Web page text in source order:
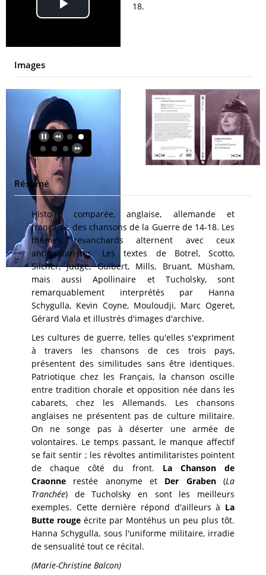
Play
Video
18.
Images
Résumé
Histoire comparée, anglaise, allemande et
française, des chansons de la Guerre de 14-18. Les
thèmes revanchards alternent avec ceux
antimilitaristes. Les textes de Botrel, Scotto,
Silcher, Judge, Guibert, Mills, Bruant, Müsham,
mais aussi Apollinaire et Tucholsky, sont
remarquablement interprétés par Hanna
Schygulla, Kevin Coyne, Mouloudji, Marc Ogeret,
Gérard Viala et illustrés d'images d'archive.
Les cultures de guerre, telles qu'elles s'expriment
à travers les chansons de ces trois pays,
présentent des similitudes sans être identiques.
Patriotique chez les Français, la chanson oscille
entre tradition chorale et opposition née dans les
cabarets, chez les Allemands. Les chansons
anglaises ne présentent pas de culture militaire.
On ne songe pas à déserter une armée de
volontaires. Le temps passant, le manque affectif
se fait sentir ; les révoltes antimilitaristes pointent
de chaque côté du front. La Chanson de
Craonnerestée anonyme et Der Graben(La
Tranchée) de Tucholsky en sont les meilleurs
exemples. Cette dernière répond d'ailleurs à La
Butte rougeécrite par Montéhus un peu plus tôt.
Hanna Schygulla, sous l'uniforme militaire, irradie
de sensualité tout ce récital.
(Marie-Christine Balcon)